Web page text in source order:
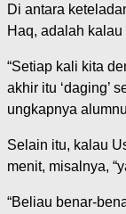
Di antara
Haq, adalah
“Setiap kali kita
akhir itu ‘daging’
ungkapnya
Selain itu, kalau
menit, misalnya,
“Beliau benar-